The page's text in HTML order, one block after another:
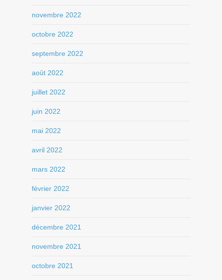
novembre 2022
octobre 2022
septembre 2022
août 2022
juillet 2022
juin 2022
mai 2022
avril 2022
mars 2022
février 2022
janvier 2022
décembre 2021
novembre 2021
octobre 2021